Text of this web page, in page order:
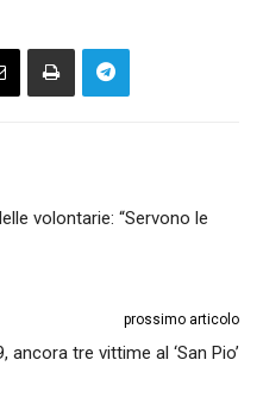
volontarie: “Servono le
prossimo articolo
ancora tre vittime al ‘San Pio’